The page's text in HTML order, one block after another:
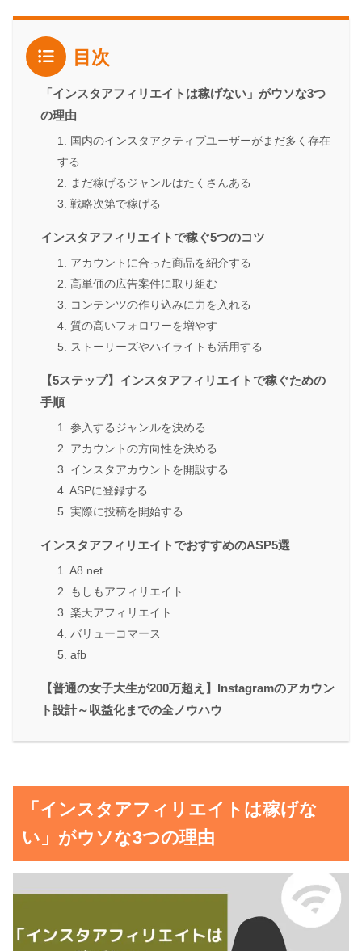
目次
「インスタアフィリエイトは稼げない」がウソな3つ
の理由
1. 国内のインスタアクティブユーザーがまだ多く存在
する
2. まだ稼げるジャンルはたくさんある
3. 戦略次第で稼げる
インスタアフィリエイトで稼ぐ5つのコツ
1. アカウントに合った商品を紹介する
2. 高単価の広告案件に取り組む
3. コンテンツの作り込みに力を入れる
4. 質の高いフォロワーを増やす
5. ストーリーズやハイライトも活用する
【5ステップ】インスタアフィリエイトで稼ぐための
手順
1. 参入するジャンルを決める
2. アカウントの方向性を決める
3. インスタアカウントを開設する
4. ASPに登録する
5. 実際に投稿を開始する
インスタアフィリエイトでおすすめのASP5選
1. A8.net
2. もしもアフィリエイト
3. 楽天アフィリエイト
4. バリューコマース
5. afb
【普通の女子大生が200万超え】Instagramのアカウン
ト設計～収益化までの全ノウハウ
「インスタアフィリエイトは稼げな
い」がウソな3つの理由